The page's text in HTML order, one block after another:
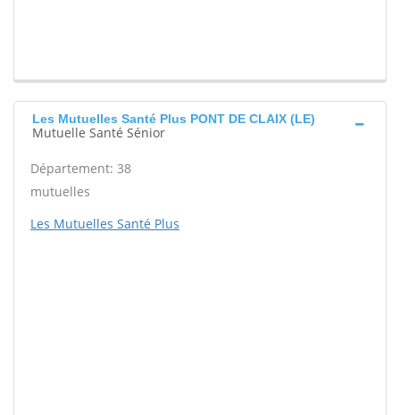
Les Mutuelles Santé Plus PONT DE CLAIX (LE)
Mutuelle Santé Sénior
Département: 38
mutuelles
Les Mutuelles Santé Plus